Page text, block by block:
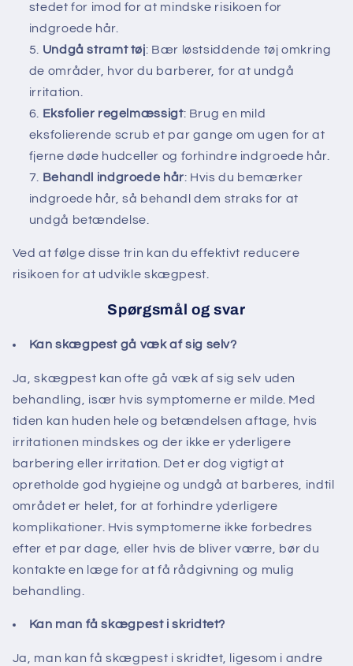
stedet for imod for at mindske risikoen for
indgroede hår.
Undgå stramt tøj: Bær løstsiddende tøj omkring
de områder, hvor du barberer, for at undgå
irritation.
Eksfolier regelmæssigt: Brug en mild
eksfolierende scrub et par gange om ugen for at
fjerne døde hudceller og forhindre indgroede hår.
Behandl indgroede hår: Hvis du bemærker
indgroede hår, så behandl dem straks for at
undgå betændelse.
Ved at følge disse trin kan du effektivt reducere
risikoen for at udvikle skægpest.
Spørgsmål og svar
Kan skægpest gå væk af sig selv?
Ja, skægpest kan ofte gå væk af sig selv uden
behandling, især hvis symptomerne er milde. Med
tiden kan huden hele og betændelsen aftage, hvis
irritationen mindskes og der ikke er yderligere
barbering eller irritation. Det er dog vigtigt at
opretholde god hygiejne og undgå at barberes, indtil
området er helet, for at forhindre yderligere
komplikationer. Hvis symptomerne ikke forbedres
efter et par dage, eller hvis de bliver værre, bør du
kontakte en læge for at få rådgivning og mulig
behandling.
Kan man få skægpest i skridtet?
Ja, man kan få skægpest i skridtet, ligesom i andre